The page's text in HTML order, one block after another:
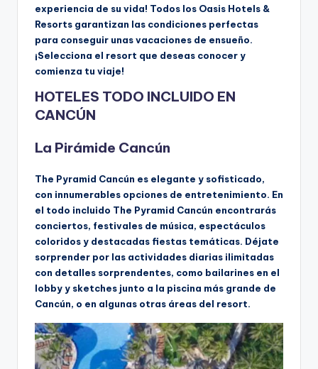
experiencia de su vida! Todos los Oasis Hotels &
Resorts garantizan las condiciones perfectas
para conseguir unas vacaciones de ensueño.
¡Selecciona el resort que deseas conocer y
comienza tu viaje!
HOTELES TODO INCLUIDO EN
CANCÚN
La Pirámide Cancún
The Pyramid Cancún es elegante y sofisticado,
con innumerables opciones de entretenimiento. En
el todo incluido The Pyramid Cancún encontrarás
conciertos, festivales de música, espectáculos
coloridos y destacadas fiestas temáticas. Déjate
sorprender por las actividades diarias ilimitadas
con detalles sorprendentes, como bailarines en el
lobby y sketches junto a la piscina más grande de
Cancún, o en algunas otras áreas del resort.